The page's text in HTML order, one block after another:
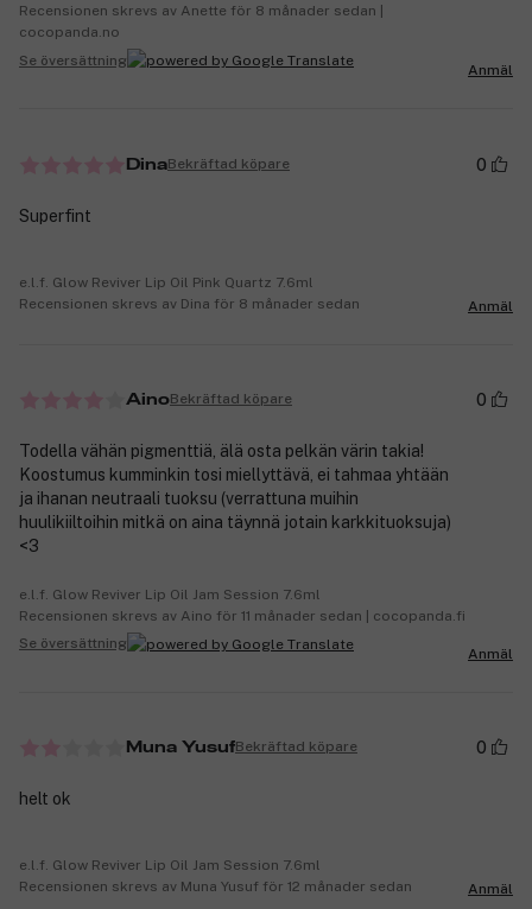
Recensionen skrevs av Anette för 8 månader sedan |
cocopanda.no
Se översättning
Anmäl
DinaBekräftad köpare 0
Superfint
e.l.f. Glow Reviver Lip Oil Pink Quartz 7.6ml
Recensionen skrevs av Dina för 8 månader sedan
Anmäl
AinoBekräftad köpare 0
Todella vähän pigmenttiä, älä osta pelkän värin takia!
Koostumus kumminkin tosi miellyttävä, ei tahmaa yhtään
ja ihanan neutraali tuoksu (verrattuna muihin
huulikiiltoihin mitkä on aina täynnä jotain karkkituoksuja)
<3
e.l.f. Glow Reviver Lip Oil Jam Session 7.6ml
Recensionen skrevs av Aino för 11 månader sedan | cocopanda.fi
Se översättning
Anmäl
Muna YusufBekräftad köpare 0
helt ok
e.l.f. Glow Reviver Lip Oil Jam Session 7.6ml
Recensionen skrevs av Muna Yusuf för 12 månader sedan
Anmäl